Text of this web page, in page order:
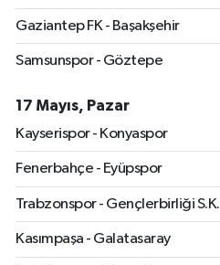
Gaziantep FK - Başakşehir
Samsunspor - Göztepe
17 Mayıs, Pazar
Kayserispor - Konyaspor
Fenerbahçe - Eyüpspor
Trabzonspor - Gençlerbirliği S.K.
Kasımpaşa - Galatasaray